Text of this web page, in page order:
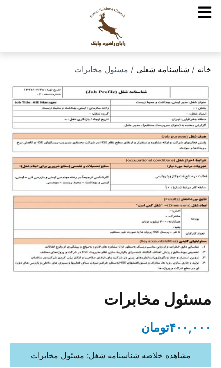
خانه / شناسنامه شغلی / مسئول مخابرات
مسئول مخابرات
۴۰۰,۰۰۰تومان
مشاهده خلاصه شناسنامه شغل: مسئول مخابرات